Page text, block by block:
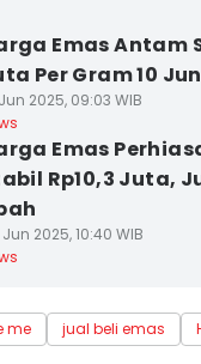
Emas Antam
Per Gram 10
2025, 09:03 WIB
Emas
Rp10,3 Juta,
2025, 10:40 WIB
me jual beli emas